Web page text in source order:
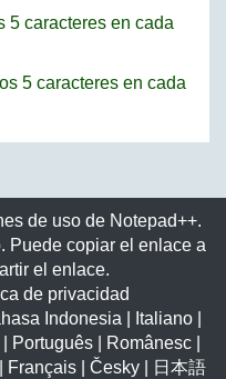
5 caracteres en cada
5 caracteres en cada
de uso de Notepad++.
Puede copiar el enlace a
el enlace.
de privacidad
Indonesia Italiano|
Português| Românesc|
Français Česky 日本語